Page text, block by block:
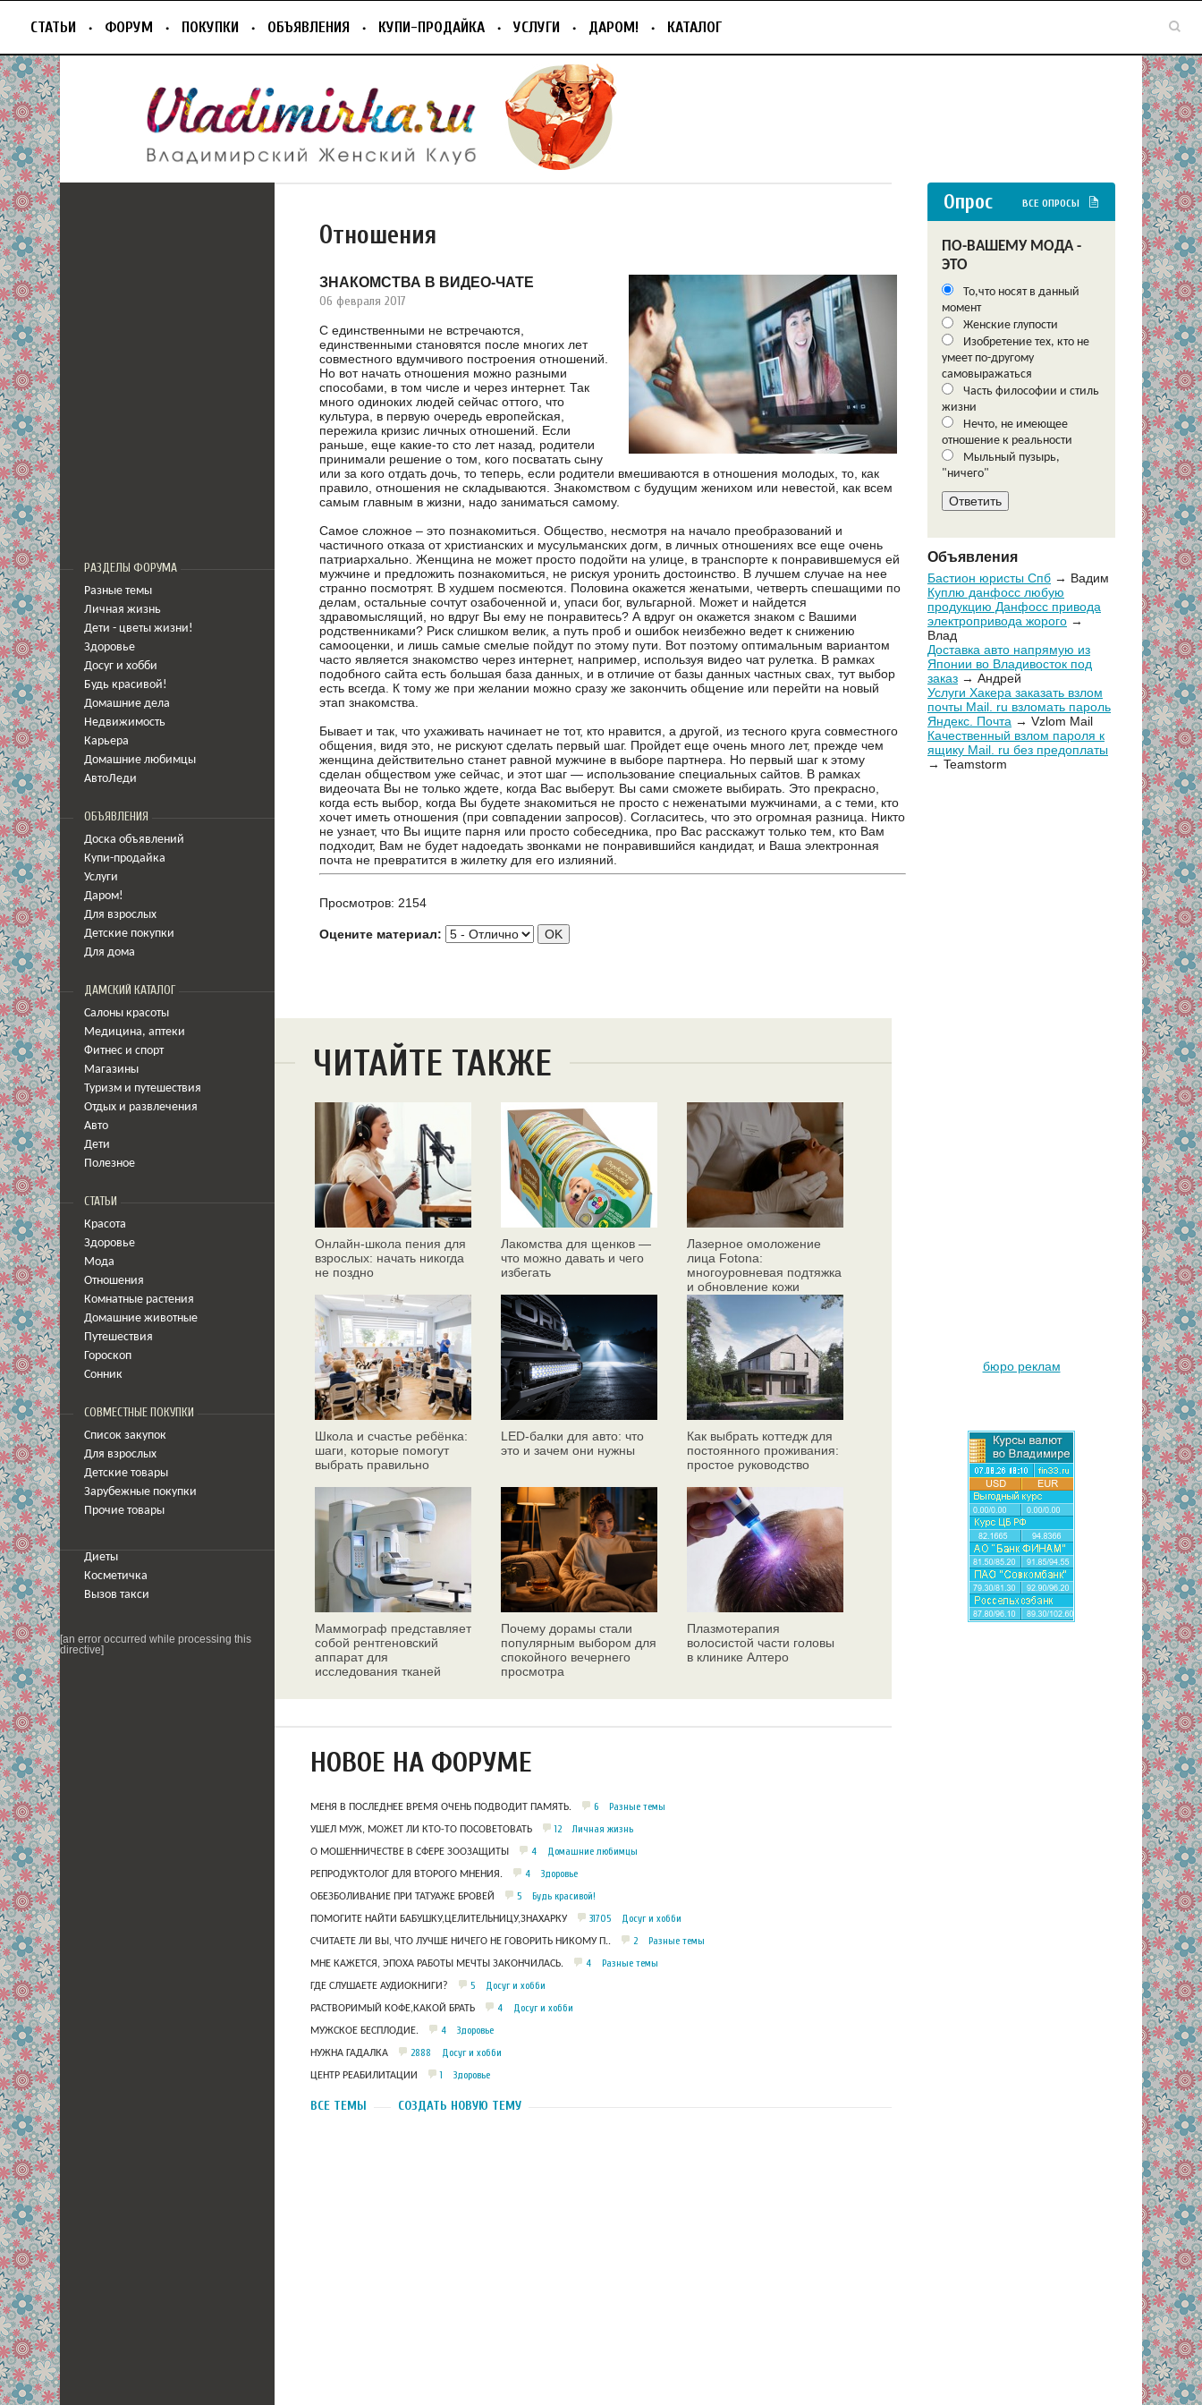
СТАТЬИ ФОРУМ ПОКУПКИ ОБЪЯВЛЕНИЯ КУПИ-ПРОДАЙКА УСЛУГИ ДАРОМ! КАТАЛОГ
РАЗДЕЛЫ ФОРУМА
Разные темы
Личная жизнь
Дети - цветы жизни!
Здоровье
Досуг и хобби
Будь красивой!
Домашние дела
Недвижимость
Карьера
Домашние любимцы
АвтоЛеди
ОБЪЯВЛЕНИЯ
Доска объявлений
Купи-продайка
Услуги
Даром!
Для взрослых
Детские покупки
Для дома
ДАМСКИЙ КАТАЛОГ
Салоны красоты
Медицина, аптеки
Фитнес и спорт
Магазины
Туризм и путешествия
Отдых и развлечения
Авто
Дети
Полезное
СТАТЬИ
Красота
Здоровье
Мода
Отношения
Комнатные растения
Домашние животные
Путешествия
Гороскоп
Сонник
СОВМЕСТНЫЕ ПОКУПКИ
Список закупок
Для взрослых
Детские товары
Зарубежные покупки
Прочие товары
Диеты
Косметичка
Вызов такси
[an error occurred while processing this
directive]
Отношения
ЗНАКОМСТВА В ВИДЕО-ЧАТЕ
06 февраля 2017
С единственными не встречаются,
единственными становятся после многих лет
совместного вдумчивого построения отношений.
Но вот начать отношения можно разными
способами, в том числе и через интернет. Так
много одиноких людей сейчас оттого, что
культура, в первую очередь европейская,
пережила кризис личных отношений. Если
раньше, еще какие-то сто лет назад, родители
принимали решение о том, кого посватать сыну
или за кого отдать дочь, то теперь, если родители вмешиваются в отношения молодых, то, как
правило, отношения не складываются. Знакомством с будущим женихом или невестой, как всем
самым главным в жизни, надо заниматься самому.
Самое сложное – это познакомиться. Общество, несмотря на начало преобразований и
частичного отказа от христианских и мусульманских догм, в личных отношениях все еще очень
патриархально. Женщина не может просто подойти на улице, в транспорте к понравившемуся ей
мужчине и предложить познакомиться, не рискуя уронить достоинство. В лучшем случае на нее
странно посмотрят. В худшем посмеются. Половина окажется женатыми, четверть спешащими по
делам, остальные сочтут озабоченной и, упаси бог, вульгарной. Может и найдется
здравомыслящий, но вдруг Вы ему не понравитесь? А вдруг он окажется знаком с Вашими
родственниками? Риск слишком велик, а путь проб и ошибок неизбежно ведет к снижению
самооценки, и лишь самые смелые пойдут по этому пути. Вот поэтому оптимальным вариантом
часто является знакомство через интернет, например, используя видео чат рулетка. В рамках
подобного сайта есть большая база данных, и в отличие от базы данных частных свах, тут выбор
есть всегда. К тому же при желании можно сразу же закончить общение или перейти на новый
этап знакомства.
Бывает и так, что ухаживать начинает не тот, кто нравится, а другой, из тесного круга совместного
общения, видя это, не рискуют сделать первый шаг. Пройдет еще очень много лет, прежде чем
женщина действительно станет равной мужчине в выборе партнера. Но первый шаг к этому
сделан обществом уже сейчас, и этот шаг — использование специальных сайтов. В рамках
видеочата Вы не только ждете, когда Вас выберут. Вы сами сможете выбирать. Это прекрасно,
когда есть выбор, когда Вы будете знакомиться не просто с неженатыми мужчинами, а с теми, кто
хочет иметь отношения (при совпадении запросов). Согласитесь, что это огромная разница. Никто
не узнает, что Вы ищите парня или просто собеседника, про Вас расскажут только тем, кто Вам
подходит, Вам не будет надоедать звонками не понравившийся кандидат, и Ваша электронная
почта не превратится в жилетку для его излияний.
Просмотров: 2154
Оцените материал:
ЧИТАЙТЕ ТАКЖЕ
Онлайн‑школа пения для
взрослых: начать никогда
не поздно
Лакомства для щенков —
что можно давать и чего
избегать
Лазерное омоложение
лица Fotona:
многоуровневая подтяжка
и обновление кожи
Школа и счастье ребёнка:
шаги, которые помогут
выбрать правильно
LED-балки для авто: что
это и зачем они нужны
Как выбрать коттедж для
постоянного проживания:
простое руководство
Маммограф представляет
собой рентгеновский
аппарат для
исследования тканей
Почему дорамы стали
популярным выбором для
спокойного вечернего
просмотра
Плазмотерапия
волосистой части головы
в клинике Алтеро
НОВОЕ НА ФОРУМЕ
МЕНЯ В ПОСЛЕДНЕЕ ВРЕМЯ ОЧЕНЬ ПОДВОДИТ ПАМЯТЬ. 6 Разные темы
УШЕЛ МУЖ, МОЖЕТ ЛИ КТО-ТО ПОСОВЕТОВАТЬ 12 Личная жизнь
О МОШЕННИЧЕСТВЕ В СФЕРЕ ЗООЗАЩИТЫ 4 Домашние любимцы
РЕПРОДУКТОЛОГ ДЛЯ ВТОРОГО МНЕНИЯ. 4 Здоровье
ОБЕЗБОЛИВАНИЕ ПРИ ТАТУАЖЕ БРОВЕЙ 5 Будь красивой!
ПОМОГИТЕ НАЙТИ БАБУШКУ,ЦЕЛИТЕЛЬНИЦУ,ЗНАХАРКУ 31705 Досуг и хобби
СЧИТАЕТЕ ЛИ ВЫ, ЧТО ЛУЧШЕ НИЧЕГО НЕ ГОВОРИТЬ НИКОМУ П.. 2 Разные темы
МНЕ КАЖЕТСЯ, ЭПОХА РАБОТЫ МЕЧТЫ ЗАКОНЧИЛАСЬ. 4 Разные темы
ГДЕ СЛУШАЕТЕ АУДИОКНИГИ? 5 Досуг и хобби
РАСТВОРИМЫЙ КОФЕ,КАКОЙ БРАТЬ 4 Досуг и хобби
МУЖСКОЕ БЕСПЛОДИЕ. 4 Здоровье
НУЖНА ГАДАЛКА 2888 Досуг и хобби
ЦЕНТР РЕАБИЛИТАЦИИ 1 Здоровье
ВСЕ ТЕМЫ СОЗДАТЬ НОВУЮ ТЕМУ
Опрос ВСЕ ОПРОСЫ
ПО-ВАШЕМУ МОДА -
ЭТО
То,что носят в данный
момент
Женские глупости
Изобретение тех, кто не
умеет по-другому
самовыражаться
Часть философии и стиль
жизни
Нечто, не имеющее
отношение к реальности
Мыльный пузырь,
"ничего"
Объявления
Бастион юристы Спб → Вадим
Куплю данфосс любую
продукцию Данфосс привода
электропривода жорого →
Влад
Доставка авто напрямую из
Японии во Владивосток под
заказ → Андрей
Услуги Хакера заказать взлом
почты Mail. ru взломать пароль
Яндекс. Почта → Vzlom Mail
Качественный взлом пароля к
ящику Mail. ru без предоплаты
→ Teamstorm
бюро реклам